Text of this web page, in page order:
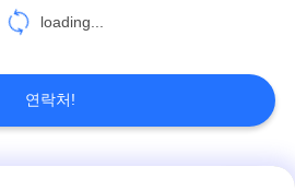
베어링
loading...
연락처!